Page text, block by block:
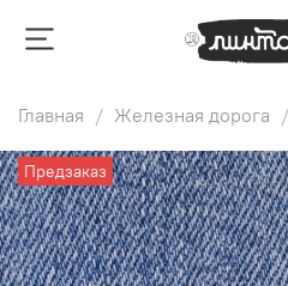
Главная Железная дорога
Предзаказ